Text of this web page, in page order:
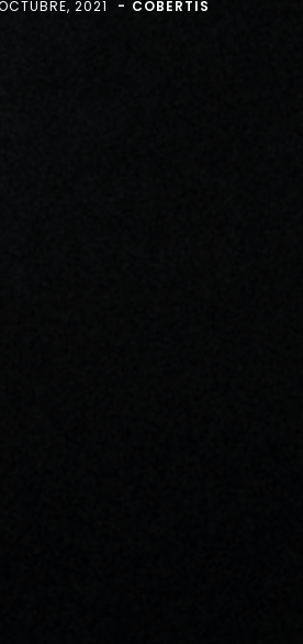
2021 COBERTIS